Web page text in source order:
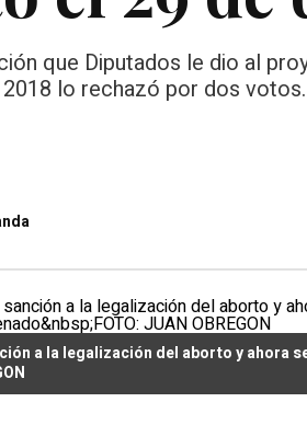
que Diputados le dio al
2018 lo rechazó por dos votos.
a la legalización del aborto y ahora